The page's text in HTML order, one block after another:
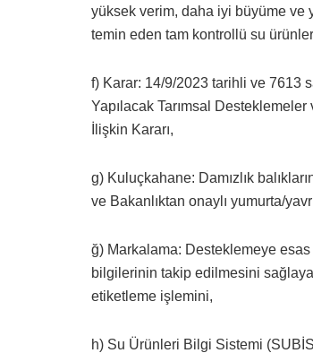
yüksek verim, daha iyi büyüme ve
temin eden tam kontrollü su
f) Karar: 14/9/2023 tarihli ve 7613
Yapılacak Tarımsal
İlişkin Kararı,
g) Kuluçkahane: Damızlık
ve Bakanlıktan onaylı yumurta/
ğ) Markalama: Desteklemeye esas
bilgilerinin takip edilmesini
etiketleme işlemini,
h) Su Ürünleri Bilgi Sistemi